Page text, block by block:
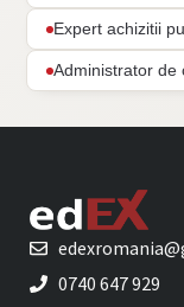
Expert achizitii
Administrator de
0740 647 929